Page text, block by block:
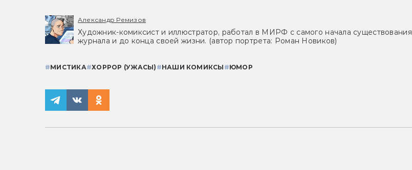
Александр Ремизов
Художник-комиксист и иллюстратор, работал в МИРФ с самого начала существования
журнала и до конца своей жизни. (автор портрета: Роман Новиков)
#МИСТИКА#ХОРРОР (УЖАСЫ) #НАШИ КОМИКСЫ #ЮМОР